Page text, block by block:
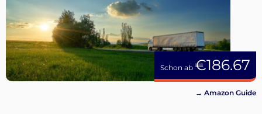
Schon ab €186.67
→ Amazon Guide